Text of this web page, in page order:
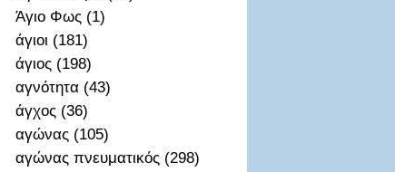
Άγιο Φως (1)
άγιοι (181)
άγιος (198)
αγνότητα (43)
άγχος (36)
αγώνας (105)
αγώνας πνευματικός (298)